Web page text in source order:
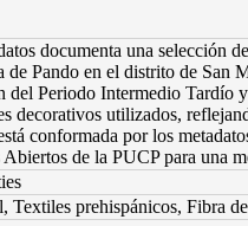
documenta una selección
de Pando en el distrito de San
del Periodo Intermedio Tardío
decorativos utilizados,
conformada por los
Abiertos de la PUCP para una
Textiles prehispánicos, Fibra